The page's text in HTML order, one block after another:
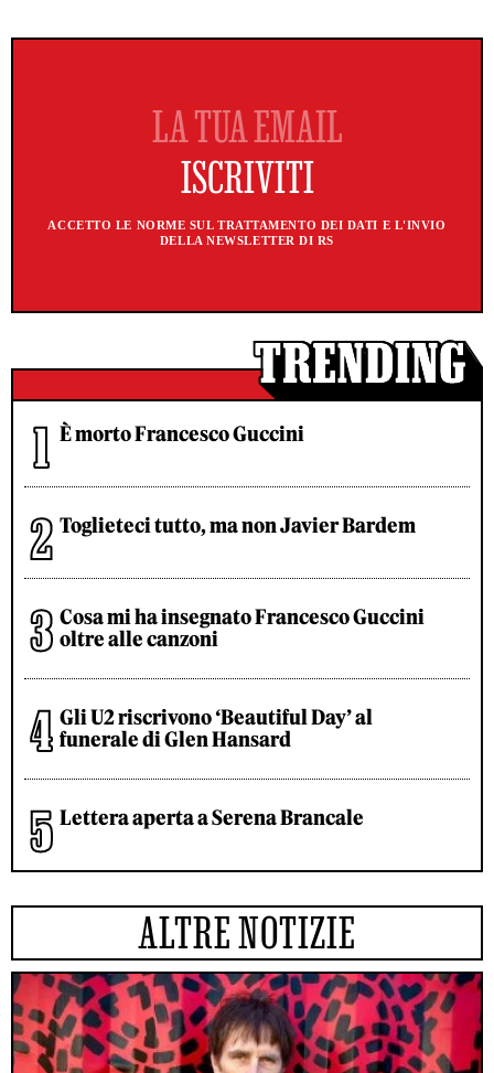
ACCETTO LE NORME SUL TRATTAMENTO DEI DATI E L'INVIO
DELLA NEWSLETTER DI RS
È morto Francesco Guccini
Toglieteci tutto, ma non Javier Bardem
Cosa mi ha insegnato Francesco Guccini
oltre alle canzoni
Gli U2 riscrivono ‘Beautiful Day’ al
funerale di Glen Hansard
Lettera aperta a Serena Brancale
ALTRE NOTIZIE